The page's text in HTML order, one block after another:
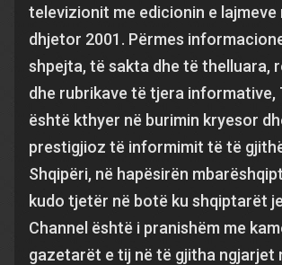
televizionit me edicionin e lajmeve
dhjetor 2001. Përmes
shpejta, të sakta dhe të thelluara,
dhe rubrikave të tjera informative,
është kthyer në burimin kryesor
prestigjioz të informimit të të
Shqipëri, në hapësirën
kudo tjetër në botë ku shqiptarët
Channel është i pranishëm me
gazetarët e tij në të gjitha ngjarjet